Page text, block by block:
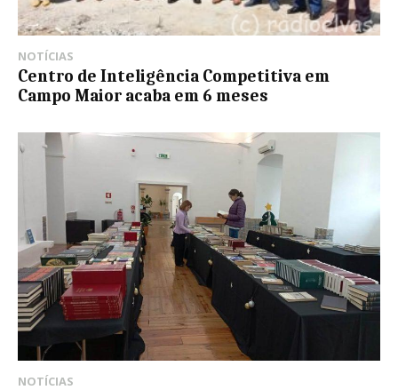
NOTÍCIAS
Centro de Inteligência Competitiva em
Campo Maior acaba em 6 meses
NOTÍCIAS